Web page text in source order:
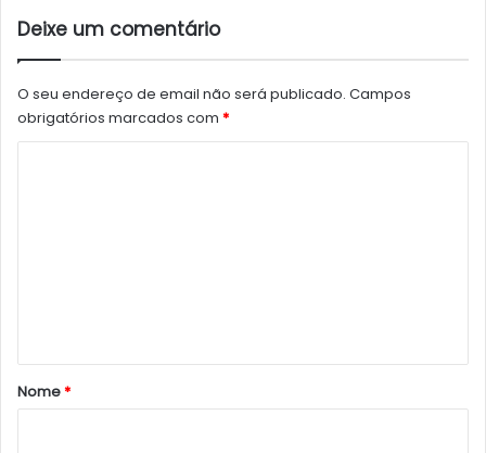
Deixe um comentário
O seu endereço de email não será publicado. Campos
obrigatórios marcados com *
r
Nome*